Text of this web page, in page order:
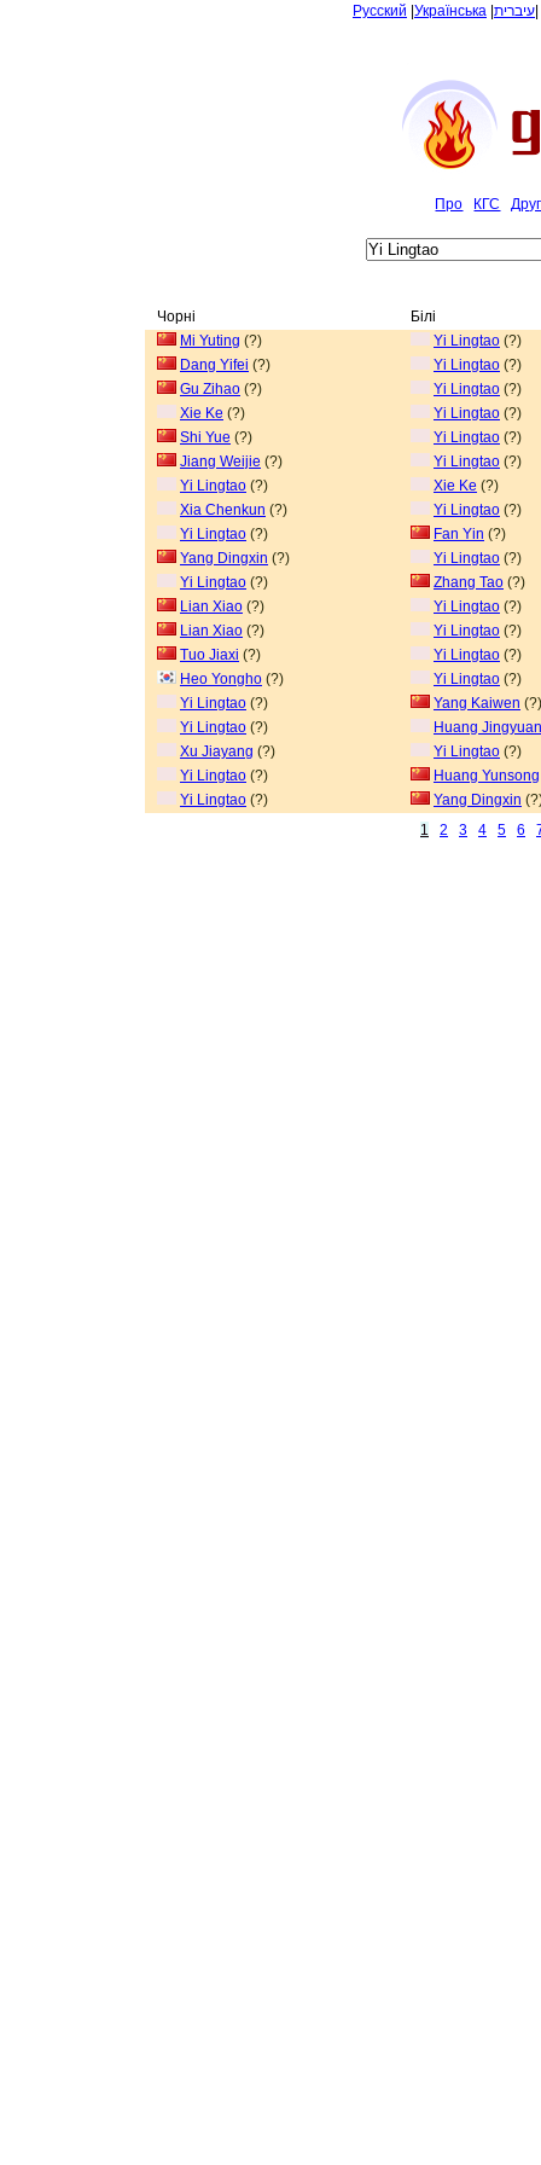
Русский Українська עיברית
Про КГС
Чорні
Білі
Mi Yuting (?) Yi Lingtao (?)
Dang Yifei (?) Yi Lingtao (?)
Gu Zihao (?) Yi Lingtao (?)
Xie Ke (?) Yi Lingtao (?)
Shi Yue (?) Yi Lingtao (?)
Jiang Weijie (?) Yi Lingtao (?)
Yi Lingtao (?) Xie Ke (?)
Xia Chenkun (?) Yi Lingtao (?)
Yi Lingtao (?) Fan Yin (?)
Yang Dingxin (?) Yi Lingtao (?)
Yi Lingtao (?) Zhang Tao (?)
Lian Xiao (?) Yi Lingtao (?)
Lian Xiao (?) Yi Lingtao (?)
Tuo Jiaxi (?) Yi Lingtao (?)
Heo Yongho (?) Yi Lingtao (?)
Yi Lingtao (?) Yang Kaiwen (?)
Yi Lingtao (?)
Huang Jingyuan
Xu Jiayang (?) Yi Lingtao (?)
Yi Lingtao (?) Huang Yunsong
Yi Lingtao (?) Yang Dingxin
1
2 3 4 5 6